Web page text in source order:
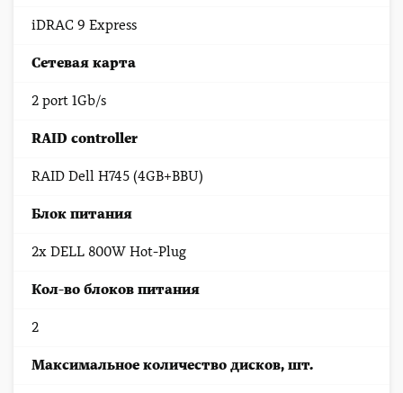
iDRAC 9 Express
Сетевая карта
2 port 1Gb/s
RAID controller
RAID Dell H745 (4GB+BBU)
Блок питания
2x DELL 800W Hot-Plug
Кол-во блоков питания
2
Максимальное количество дисков, шт.